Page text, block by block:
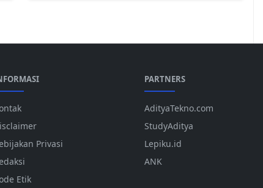
Privasi
Etik
PARTNERS
AdityaTekno.com
StudyAditya
Lepiku.id
ANK